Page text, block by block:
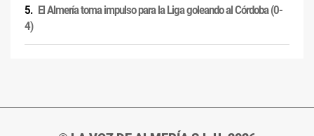
El Almería toma impulso para la Liga goleando al Córdoba (0-
4)